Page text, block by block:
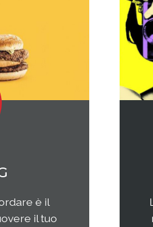
i clienti e
la